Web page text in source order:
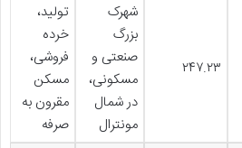
۲۴۷.۲۳
شهرک
بزرگ
صنعتی و
مسکونی،
در شمال
مونترال
تولید،
خرده
فروشی،
مسکن
مقرون به
صرفه